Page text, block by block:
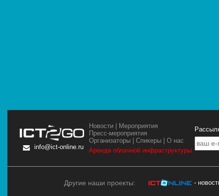
info@ict-online.ru
Новости | Мероприятия
Пресс-мероприятия
Организаторы |Спикеры |О нас
Аренда облачной инфраструктуры
Другие наши проекты: -